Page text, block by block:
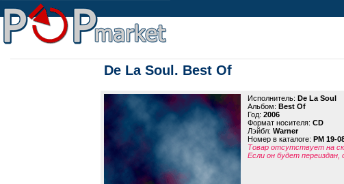
De La Soul. Best Of
Исполнитель: De La Soul
Альбом: Best Of
Год: 2006
Формат носителя: CD
Лэйбл: Warner
Номер в каталоге: PM 19-
Товар отсутствует на
Если он будет переиздан,